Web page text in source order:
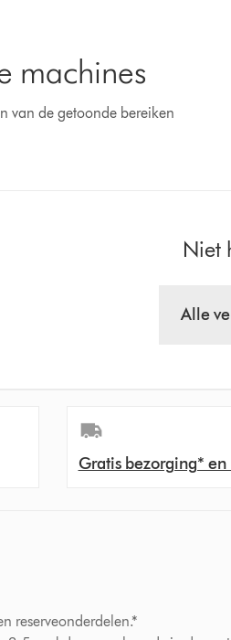
machines
van de getoonde bereiken
Niet
Alle
Gratis bezorging* en
reserveonderdelen.*